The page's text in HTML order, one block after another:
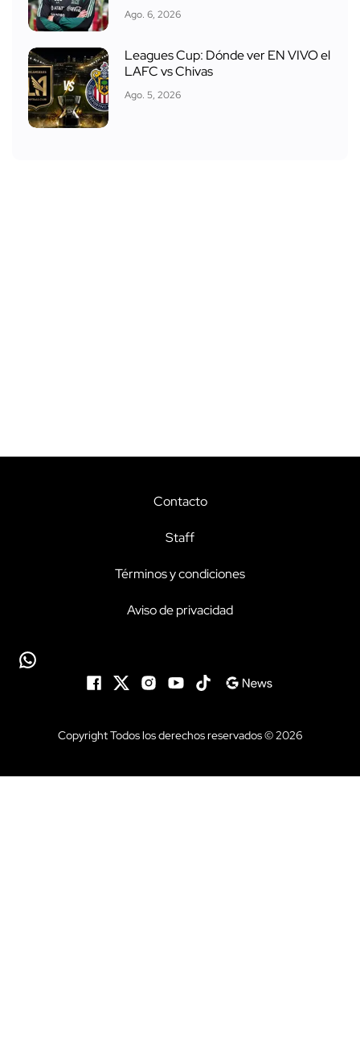
Ago. 6, 2026
Leagues Cup: Dónde ver EN VIVO el
LAFC vs Chivas
Ago. 5, 2026
Contacto
Staff
Términos y condiciones
Aviso de privacidad
Copyright Todos los derechos reservados © 2026